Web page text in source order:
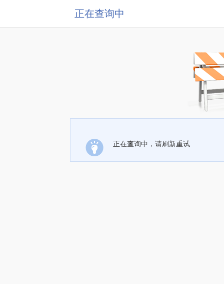
正在查询中
正在查询中，请刷新重试